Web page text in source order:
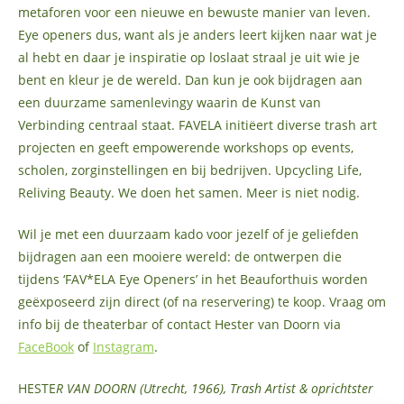
metaforen voor een nieuwe en bewuste manier van leven.
Eye openers dus, want als je anders leert kijken naar wat je
al hebt en daar je inspiratie op loslaat straal je uit wie je
bent en kleur je de wereld. Dan kun je ook bijdragen aan
een duurzame samenlevingy waarin de Kunst van
Verbinding centraal staat. FAVELA initiëert diverse trash art
projecten en geeft empowerende workshops op events,
scholen, zorginstellingen en bij bedrijven. Upcycling Life,
Reliving Beauty. We doen het samen. Meer is niet nodig.
Wil je met een duurzaam kado voor jezelf of je geliefden
bijdragen aan een mooiere wereld: de ontwerpen die
tijdens ‘FAV*ELA Eye Openers’ in het Beauforthuis worden
geëxposeerd zijn direct (of na reservering) te koop. Vraag om
info bij de theaterbar of contact Hester van Doorn via
FaceBook of Instagram.
HESTER VAN DOORN (Utrecht, 1966), Trash Artist & oprichtster